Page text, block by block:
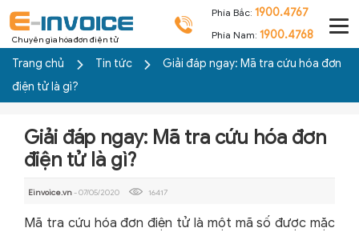
Chuyên gia hóa đơn điện tử
Phía Bắc: 1900.4767
Phía Nam: 1900.4768
Trang chủ Tin tức
Giải đáp ngay: Mã tra cứu hóa đơn
điện tử là gì?
Giải đáp ngay: Mã tra cứu hóa đơn
điện tử là gì?
Einvoice.vn- 07/05/2020 16417
Mã tra cứu hóa đơn điện tử là một mã số được mặc